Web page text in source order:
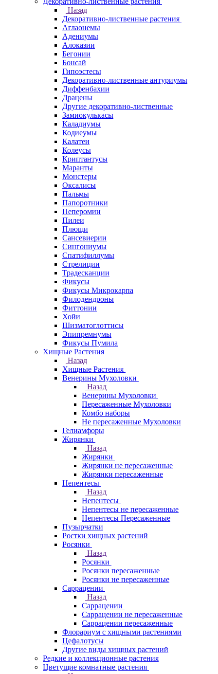
Назад
Декоративно-лиственные растения
Аглаонемы
Адениумы
Алоказии
Бегонии
Бонсай
Гипоэстесы
Декоративно-лиственные антуриумы
Диффенбахии
Драцены
Другие декоративно-лиственные
Замиокулькасы
Каладиумы
Кодиеумы
Калатеи
Колеусы
Криптантусы
Маранты
Монстеры
Оксалисы
Пальмы
Папоротники
Пеперомии
Пилеи
Плющи
Сансевиерии
Сингониумы
Спатифиллумы
Стрелиции
Традесканции
Фикусы
Фикусы Микрокарпа
Филодендроны
Фиттонии
Хойи
Шизматоглоттисы
Эпипремнумы
Фикусы Пумила
Хищные Растения
Назад
Хищные Растения
Венерины Мухоловки
Назад
Венерины Мухоловки
Пересаженные Мухоловки
Комбо наборы
Не пересаженные Мухоловки
Гелиамфоры
Жирянки
Назад
Жирянки
Жирянки не пересаженные
Жирянки пересаженные
Непентесы
Назад
Непентесы
Непентесы не пересаженные
Непентесы Пересаженные
Пузырчатки
Ростки хищных растений
Росянки
Назад
Росянки
Росянки пересаженные
Росянки не пересаженные
Саррацении
Назад
Саррацении
Саррацении не пересаженные
Саррацении пересаженные
Флорариум с хищными растениями
Цефалотусы
Другие виды хищных растений
Редкие и коллекционные растения
Цветущие комнатные растения